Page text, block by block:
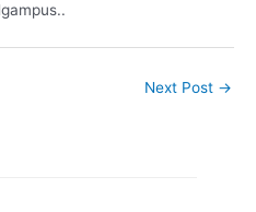
Next Post →